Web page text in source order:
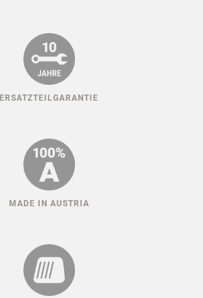
ERSATZTEILGARANTIE
MADE IN AUSTRIA